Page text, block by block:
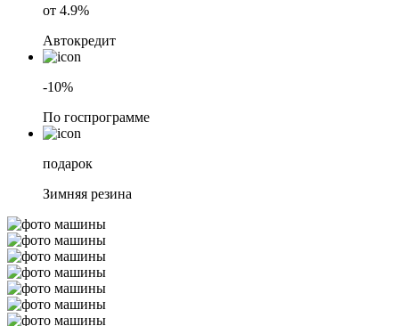
от 4.9%
Автокредит
-10%
По госпрограмме
подарок
Зимняя резина